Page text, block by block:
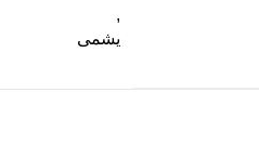
,
یشمی